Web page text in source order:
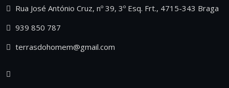
Rua José António Cruz, nº 39, 3º Esq. Frt., 4715-343 Braga
939 850 787
terrasdohomem@gmail.com